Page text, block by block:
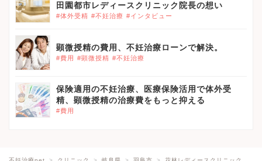
田園都市レディースクリニック院長の想い
#体外受精 #不妊治療 #インタビュー
顕微授精の費用、不妊治療ローンで解決。
#費用 #顕微授精 #不妊治療
保険適用の不妊治療、医療保険活用で体外受
精、顕微授精の治療費をもっと抑える
#費用